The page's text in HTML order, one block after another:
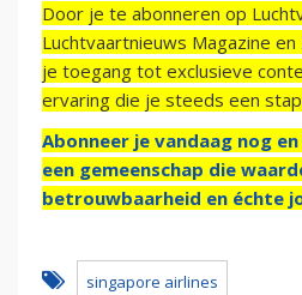
Door je te abonneren op
Luchtvaartnieuws Magazine
je toegang tot exclusieve
ervaring die je steeds een
Abonneer je vandaag nog
een gemeenschap die
betrouwbaarheid en échte
singapore airlines